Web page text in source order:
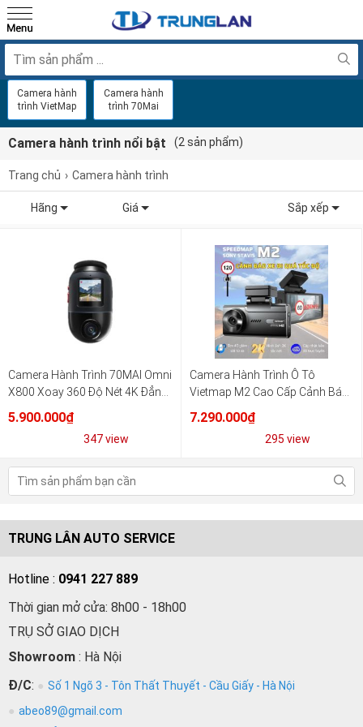
Camera hành
trình VietMap
Camera hành
trình 70Mai
Camera hành trình nổi bật (2 sản phẩm)
Trang chủ Camera hành trình
Hãng Giá Sắp xếp
Camera Hành Trình 70MAI Omni
X800 Xoay 360 Độ Nét 4K Đẳng
5.900.000₫
347 view
Camera Hành Trình Ô Tô
Vietmap M2 Cao Cấp Cảnh Báo
7.290.000₫
295 view
TRUNG LÂN AUTO SERVICE
Hotline : 0941 227 889
Thời gian mở cửa: 8h00 - 18h00
TRỤ SỞ GIAO DỊCH
Showroom : Hà Nội
Đ/C:
Số 1 Ngõ 3 - Tôn Thất Thuyết - Cầu Giấy - Hà Nội
abeo89@gmail.com